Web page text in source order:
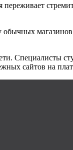
Специалисты
сайтов на